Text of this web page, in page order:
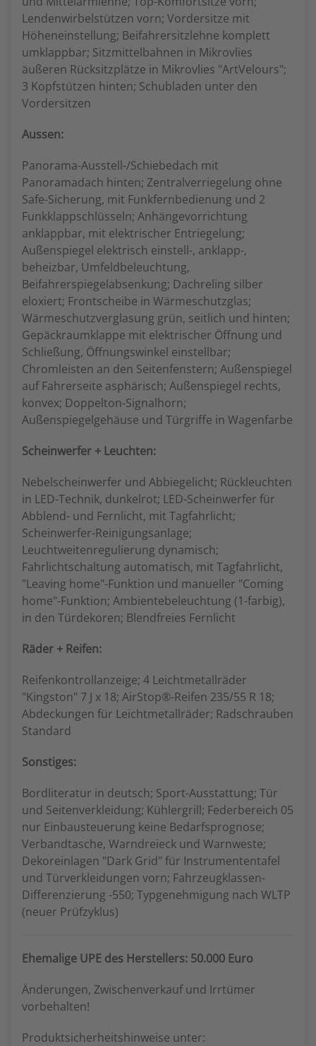
Lendenwirbelstützen vorn; Vordersitze mit
Höheneinstellung; Beifahrersitzlehne komplett
umklappbar; Sitzmittelbahnen in Mikrovlies
äußeren Rücksitzplätze in Mikrovlies "ArtVelours";
3 Kopfstützen hinten; Schubladen unter den
Vordersitzen
Aussen:
Panorama-Ausstell-/Schiebedach mit
Panoramadach hinten; Zentralverriegelung ohne
Safe-Sicherung, mit Funkfernbedienung und 2
Funkklappschlüsseln; Anhängevorrichtung
anklappbar, mit elektrischer Entriegelung;
Außenspiegel elektrisch einstell-, anklapp-,
beheizbar, Umfeldbeleuchtung,
Beifahrerspiegelabsenkung; Dachreling silber
eloxiert; Frontscheibe in Wärmeschutzglas;
Wärmeschutzverglasung grün, seitlich und hinten;
Gepäckraumklappe mit elektrischer Öffnung und
Schließung, Öffnungswinkel einstellbar;
Chromleisten an den Seitenfenstern; Außenspiegel
auf Fahrerseite asphärisch; Außenspiegel rechts,
konvex; Doppelton-Signalhorn;
Außenspiegelgehäuse und Türgriffe in Wagenfarbe
Scheinwerfer + Leuchten:
Nebelscheinwerfer und Abbiegelicht; Rückleuchten
in LED-Technik, dunkelrot; LED-Scheinwerfer für
Abblend- und Fernlicht, mit Tagfahrlicht;
Scheinwerfer-Reinigungsanlage;
Leuchtweitenregulierung dynamisch;
Fahrlichtschaltung automatisch, mit Tagfahrlicht,
"Leaving home"-Funktion und manueller "Coming
home"-Funktion; Ambientebeleuchtung (1-farbig),
in den Türdekoren; Blendfreies Fernlicht
Räder + Reifen:
Reifenkontrollanzeige; 4 Leichtmetallräder
"Kingston" 7 J x 18; AirStop®-Reifen 235/55 R 18;
Abdeckungen für Leichtmetallräder; Radschrauben
Standard
Sonstiges:
Bordliteratur in deutsch; Sport-Ausstattung; Tür
und Seitenverkleidung; Kühlergrill; Federbereich 05
nur Einbausteuerung keine Bedarfsprognose;
Verbandtasche, Warndreieck und Warnweste;
Dekoreinlagen "Dark Grid" für Instrumententafel
und Türverkleidungen vorn; Fahrzeugklassen-
Differenzierung -550; Typgenehmigung nach WLTP
(neuer Prüfzyklus)
Ehemalige UPE des Herstellers: 50.000 Euro
Änderungen, Zwischenverkauf und Irrtümer
vorbehalten!
Produktsicherheitshinweise unter: